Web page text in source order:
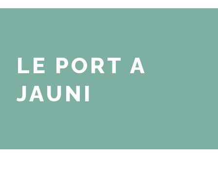
LE PORT A
JAUNI